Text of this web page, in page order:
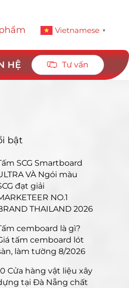
Vietnamese ▼
HỆ Tư vấn
bật
SCG Smartboard
VÀ Ngói màu
đạt giải
NO.1
THAILAND 2026
cemboard là gì?
tấm cemboard lót
làm tường 8/2026
Cửa hàng vật liệu xây
tại Đà Nẵng chất